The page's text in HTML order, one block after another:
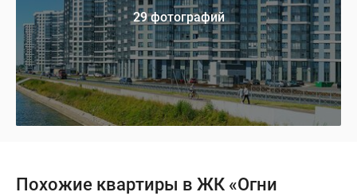
29 фотографий
Похожие квартиры в ЖК «Огни